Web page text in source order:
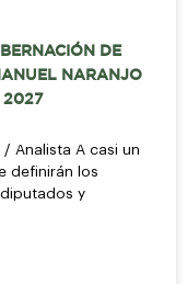
DE
NARANJO
2027
/ Analista A casi un
definirán los
y